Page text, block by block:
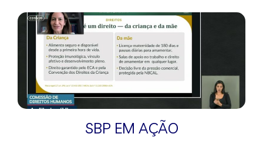
SBP EM AÇÃO